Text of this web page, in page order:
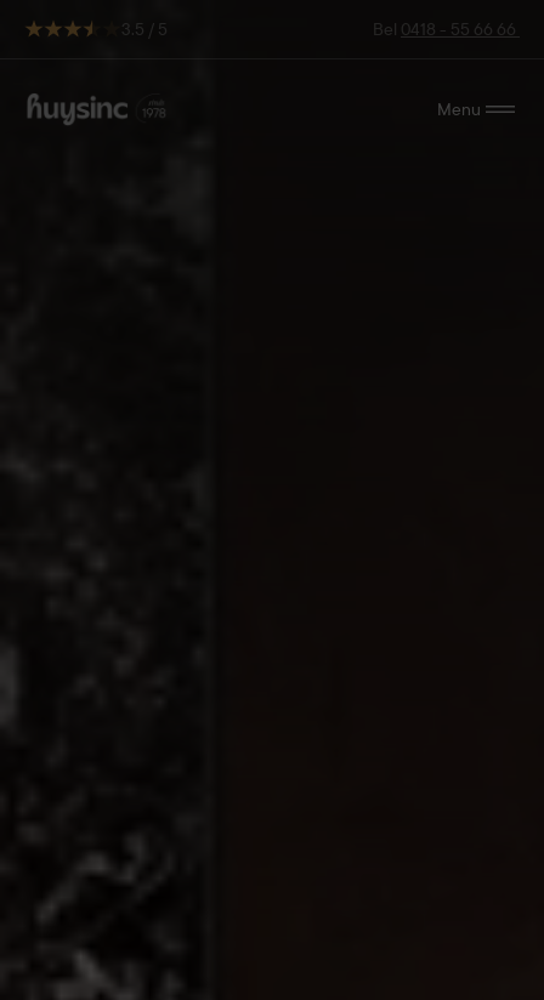
3.5 / 5 Bel 0418 - 55 66 66
Menu